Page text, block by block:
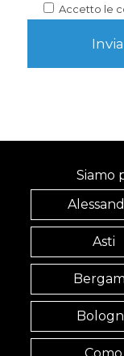
Accetto le
Siamo
Asti